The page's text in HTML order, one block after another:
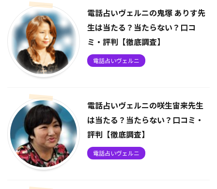
電話占いヴェルニの鬼塚 ありす先
生は当たる？当たらない？口コ
ミ・評判【徹底調査】
電話占いヴェルニ
電話占いヴェルニの咲生宙来先生
は当たる？当たらない？口コミ・
評判【徹底調査】
電話占いヴェルニ